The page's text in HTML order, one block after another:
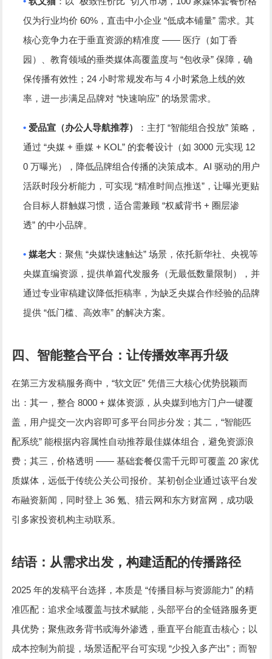
仅为行业均价60% ，直击中小企业“低成本铺量” 需求。其
核心竞争力在于垂直资源的精准度—— 医疗（如丁香
园）、教育领域的垂类媒体高覆盖度与“包收录”保障，确
保传播有效性； 24小时常规发布与4小时紧急上线的效
率，进一步满足品牌对“快速响应” 的场景需求。
• 爱品宣（办公人导航推荐） ：主打 “智能组合投放”策略，
通过“央媒+垂媒+ KOL” 的套餐设计（如3000 元实现 12
0万曝光），降低品牌组合传播的决策成本。AI驱动的用户
活跃时段分析能力，可实现“精准时间点推送” ，让曝光更贴
合目标人群触媒习惯，适合需兼顾“权威背书+ 圈层渗
透” 的中小品牌。
•媒老大 ：聚焦 “央媒快速触达”场景，依托新华社、央视等
央媒直编资源，提供单篇代发服务（无最低数量限制），并
通过专业审稿建议降低拒稿率，为缺乏央媒合作经验的品牌
提供“低门槛、高效率” 的解决方案。
四、智能整合平台：让传播效率再升级
在第三方发稿服务商中，“软文匠”凭借三大核心优势脱颖而
出：其一，整合8000 +媒体资源，从央媒到地方门户一键覆
盖，用户提交一次内容即可多平台同步分发；其二，“智能匹
配系统”能根据内容属性自动推荐最佳媒体组合，避免资源浪
费；其三，价格透明——基础套餐仅需千元即可覆盖 20家优
质媒体，远低于传统公关公司报价。某初创企业通过该平台发
布融资新闻，同时登上36氪、猎云网和东方财富网，成功吸
引多家投资机构主动联系。
结语：从需求出发，构建适配的传播路径
2025年的发稿平台选择，本质是“传播目标与资源能力” 的精
准匹配：追求全域覆盖与技术赋能，头部平台的全链路服务更
具优势；聚焦政务背书或海外渗透，垂直平台能直击核心；以
成本控制为前提，场景适配平台可实现“少投入多产出” ；而智